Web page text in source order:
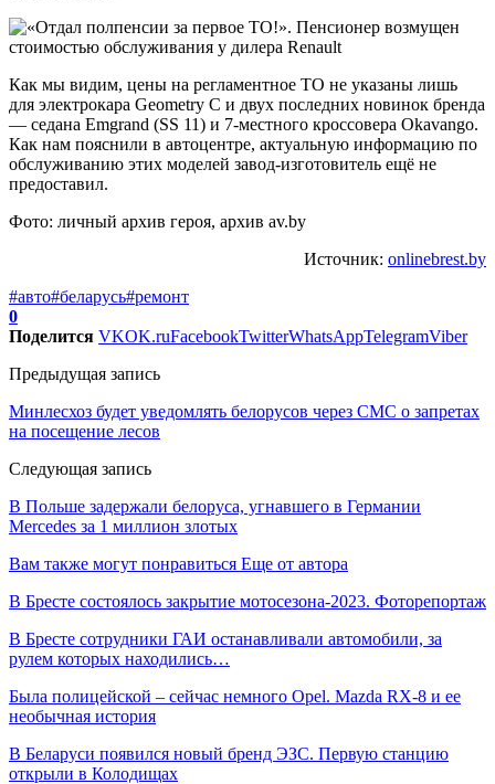
Как мы видим, цены на регламентное ТО не указаны лишь
для электрокара Geometry C и двух последних новинок бренда
— седана Emgrand (SS 11) и 7-местного кроссовера Okаvango.
Как нам пояснили в автоцентре, актуальную информацию по
обслуживанию этих моделей завод-изготовитель ещё не
предоставил.
Фото: личный архив героя, архив av.by
Источник: onlinebrest.by
#авто#беларусь#ремонт
0
Поделится VKOK.ruFacebookTwitterWhatsAppTelegramViber
Предыдущая запись
Минлесхоз будет уведомлять белорусов через СМС о запретах
на посещение лесов
Следующая запись
В Польше задержали белоруса, угнавшего в Германии
Mercedes за 1 миллион злотых
Вам также могут понравиться Еще от автора
В Бресте состоялось закрытие мотосезона-2023. Фоторепортаж
В Бресте сотрудники ГАИ останавливали автомобили, за
рулем которых находились…
Была полицейской – сейчас немного Opel. Mazda RX-8 и ее
необычная история
В Беларуси появился новый бренд ЭЗС. Первую станцию
открыли в Колодищах